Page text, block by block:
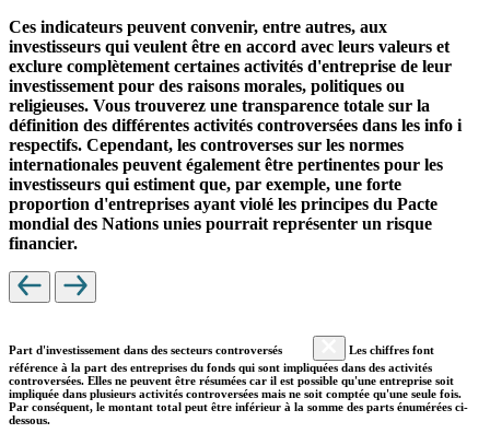
Ces indicateurs peuvent convenir, entre autres, aux
investisseurs qui veulent être en accord avec leurs valeurs et
exclure complètement certaines activités d'entreprise de leur
investissement pour des raisons morales, politiques ou
religieuses. Vous trouverez une transparence totale sur la
définition des différentes activités controversées dans les info i
respectifs. Cependant, les controverses sur les normes
internationales peuvent également être pertinentes pour les
investisseurs qui estiment que, par exemple, une forte
proportion d'entreprises ayant violé les principes du Pacte
mondial des Nations unies pourrait représenter un risque
financier.
Part d'investissement dans des secteurs controversés
Les chiffres font
référence à la part des entreprises du fonds qui sont impliquées dans des activités
controversées. Elles ne peuvent être résumées car il est possible qu'une entreprise soit
impliquée dans plusieurs activités controversées mais ne soit comptée qu'une seule fois.
Par conséquent, le montant total peut être inférieur à la somme des parts énumérées ci-
dessous.